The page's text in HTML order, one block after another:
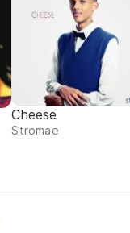
Cheese
Stromae